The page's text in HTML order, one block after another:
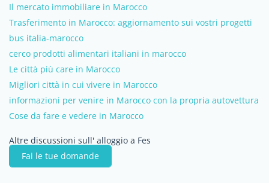
Il mercato immobiliare in Marocco
Trasferimento in Marocco: aggiornamento sui vostri progetti
bus italia-marocco
cerco prodotti alimentari italiani in marocco
Le città più care in Marocco
Migliori città in cui vivere in Marocco
informazioni per venire in Marocco con la propria autovettura
Cose da fare e vedere in Marocco
Altre discussioni sull' alloggio a Fes
Fai le tue domande